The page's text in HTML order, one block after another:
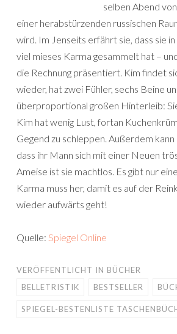
selben Abend
einer herabstürzenden russischen
wird. Im Jenseits erfährt sie, dass sie
viel mieses Karma gesammelt hat –
die Rechnung präsentiert. Kim findet
wieder, hat zwei Fühler, sechs Beine
überproportional großen Hinterleib:
Kim hat wenig Lust, fortan
Gegend zu schleppen. Außerdem kann
dass ihr Mann sich mit einer Neuen
Ameise ist sie machtlos. Es gibt nur
Karma muss her, damit es auf der
wieder aufwärts geht!
Quelle: Spiegel Online
VERÖFFENTLICHT IN BÜCHER
BELLETRISTIK
BESTSELLER
SPIEGEL-BESTENLISTE